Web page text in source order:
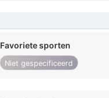
Favoriete sporten
Niet gespecificeerd